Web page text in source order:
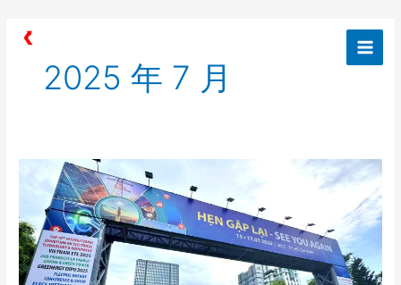
2025 年 7 月
革
新
电
pagination